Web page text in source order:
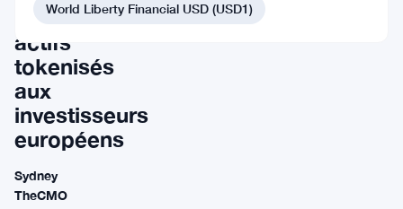
500
actifs
tokenisés
aux
investisseurs
européens
Sydney
TheCMO
World Liberty Financial USD (USD1)